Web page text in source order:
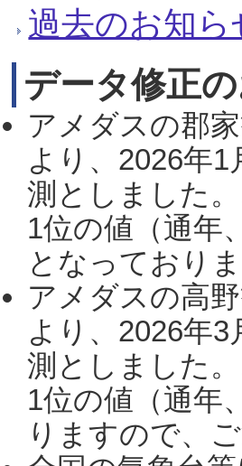
過去のお知ら
データ修正
アメダスの郡
より、2026年
測としました
1位の値（通年
となっており
アメダスの高
より、2026年
測としました
1位の値（通年
りますので、